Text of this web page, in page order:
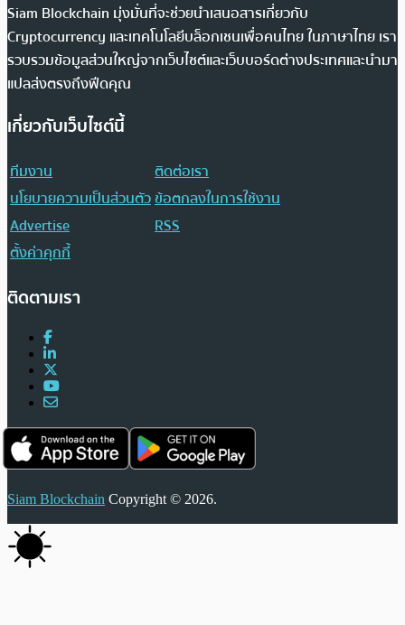
Siam Blockchain มุ่งมั่นที่จะช่วยนำเสนอสารเกี่ยวกับ
Cryptocurrency และเทคโนโลยีบล็อกเชนเพื่อคนไทย ในภาษาไทย เรา
รวบรวมข้อมูลส่วนใหญ่จากเว็บไซต์และเว็บบอร์ดต่างประเทศและนำมา
แปลส่งตรงถึงฟีดคุณ
เกี่ยวกับเว็บไซต์นี้
ทีมงาน
ติดต่อเรา
นโยบายความเป็นส่วนตัวข้อตกลงในการใช้งาน
Advertise
RSS
ตั้งค่าคุกกี้
ติดตามเรา
Siam Blockchain Copyright © 2026.